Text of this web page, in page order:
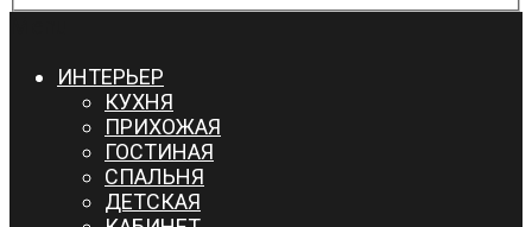
ИНТЕРЬЕР
КУХНЯ
ПРИХОЖАЯ
ГОСТИНАЯ
СПАЛЬНЯ
ДЕТСКАЯ